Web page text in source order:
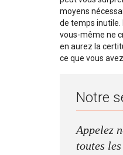
moyens
de temps
vous-même ne
en aurez la
ce que vous
Notre
Appelez
toutes